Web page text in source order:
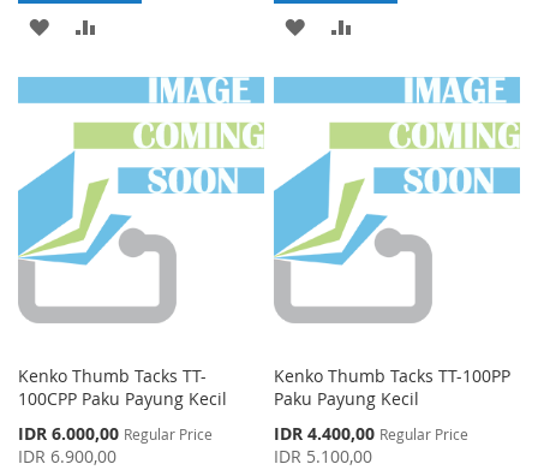
ADD
WISH
LIST
COMPARE
ADD
WISH
LIST
COMPARE
Kenko Thumb Tacks TT-
100CPP Paku Payung Kecil
Special
Price
IDR 6.000,00 Regular Price
IDR 6.900,00
Kenko Thumb Tacks TT-100PP
Paku Payung Kecil
Special
Price
IDR 4.400,00 Regular Price
IDR 5.100,00